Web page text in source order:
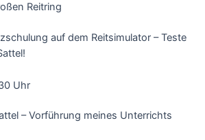
Reitring
auf dem Reitsimulator – Teste
Uhr
– Vorführung meines Unterrichts